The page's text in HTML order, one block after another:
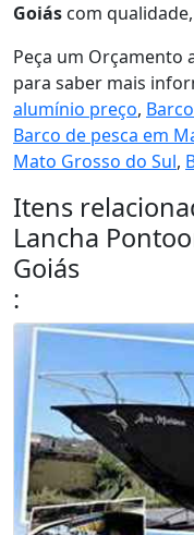
Goiás com
Peça um Orçamento
para saber mais
alumínio preço,
Barco de pesca em
Mato Grosso do Sul,
Itens
Lancha
Goiás
: